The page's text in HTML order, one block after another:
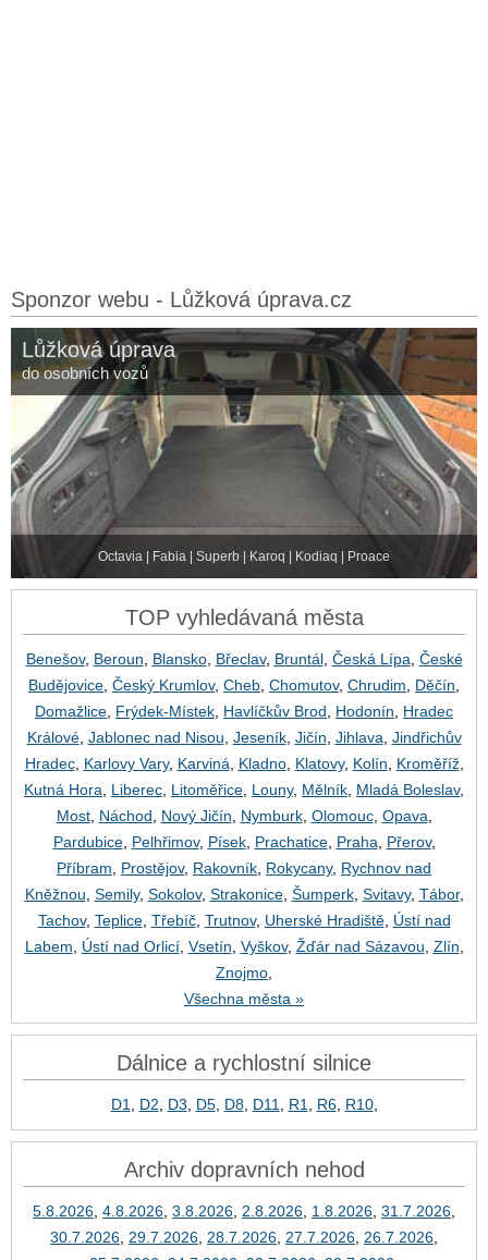
Sponzor webu - Lůžková úprava.cz
Lůžková úprava
do osobních vozů
Octavia | Fabia | Superb | Karoq | Kodiaq | Proace
TOP vyhledávaná města
Benešov, Beroun Blansko, Břeclav, Bruntál, Česká Lípa České
Budějovice Český Krumlov, Cheb Chomutov, Chrudim Děčín
Domažlice Frýdek-Místek Havlíčkův Brod Hodonín
Hradec
Králové, Jablonec nad Nisou Jeseník, Jičín Jihlava Jindřichův
Hradec, Karlovy Vary, Karviná Kladno, Klatovy, Kolín Kroměříž,
Kutná Hora
Liberec Litoměřice Louny, Mělník Mladá Boleslav,
Most, Náchod Nový Jičín Nymburk, Olomouc, Opava
Pardubice, Pelhřimov, Písek, Prachatice, Praha Přerov,
Příbram
Prostějov, Rakovník Rokycany, Rychnov nad
Kněžnou Semily, Sokolov, Strakonice, Šumperk, Svitavy, Tábor,
Tachov, Teplice, Třebíč, Trutnov, Uherské Hradiště, Ústí nad
Labem
Ústí nad Orlicí, Vsetín Vyškov, Žďár nad Sázavou Zlín
Znojmo
Všechna města »
Dálnice a rychlostní silnice
D1 D2 D3 D5, D8, D11 R1 R6, R10,
Archiv dopravních nehod
5.8.2026 4.8.2026 3.8.2026 2.8.2026 1.8.2026 31.7.2026
30.7.2026 29.7.2026 28.7.2026 27.7.2026 26.7.2026